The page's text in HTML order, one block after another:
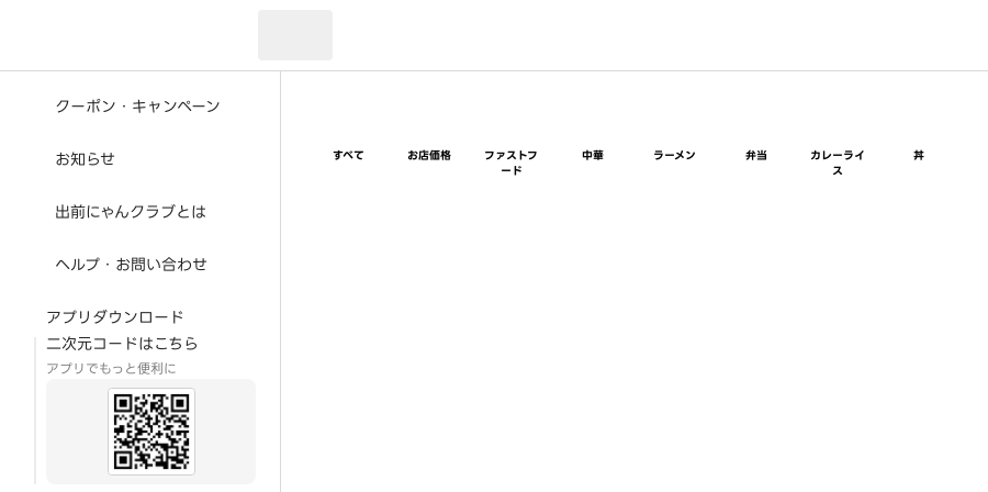
クーポン・キャンペーン
お知らせ
出前にゃんクラブとは
ヘルプ・お問い合わせ
アプリダウンロード
二次元コードはこちら
アプリでもっと便利に
すべて お店価格
ファストフ
ード
中華 ラーメン 弁当
カレーライ
ス
丼